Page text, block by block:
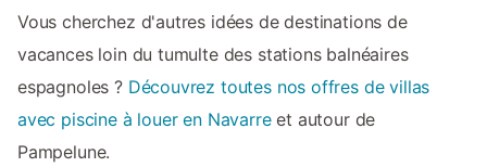
Vous cherchez d'autres idées de destinations de
vacances loin du tumulte des stations balnéaires
espagnoles ? Découvrez toutes nos offres de villas
avec piscine à louer en Navarreet autour de
Pampelune.